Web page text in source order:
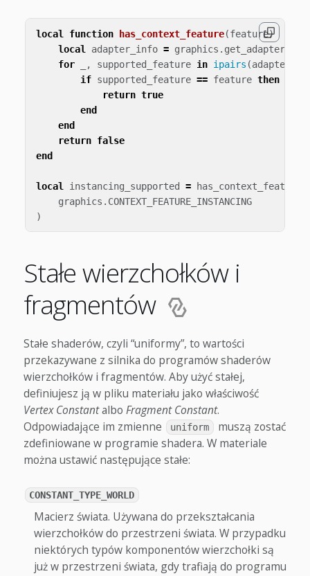
local function has_context_feature(feature)
local
adapter_info = graphics .
for
, supported_feature in ipairs (
if supported_feature == feature then
return true
end
end
return false
end
local instancing_supported = has_context_feature
graphics . CONTEXT_FEATURE_INSTANCING
)
Stałe wierzchołków i
fragmentów
Stałe shaderów, czyli “uniformy”, to wartości
przekazywane z silnika do programów shaderów
wierzchołków i fragmentów. Aby użyć stałej,
definiujesz ją w pliku materiału jako właściwość
Vertex Constantalbo Fragment Constant.
Odpowiadające im zmienne
uniform
muszą zostać
zdefiniowane w programie shadera. W materiale
można ustawić następujące stałe:
CONSTANT_TYPE_WORLD
Macierz świata. Używana do przekształcania
wierzchołków do przestrzeni świata. W przypadku
niektórych typów komponentów wierzchołki są
już w przestrzeni świata, gdy trafiają do programu